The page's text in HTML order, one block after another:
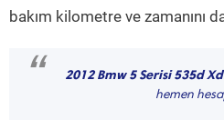
bakım kilometre ve zamanını
“ 2012 Bmw 5 Serisi 535d
hemen